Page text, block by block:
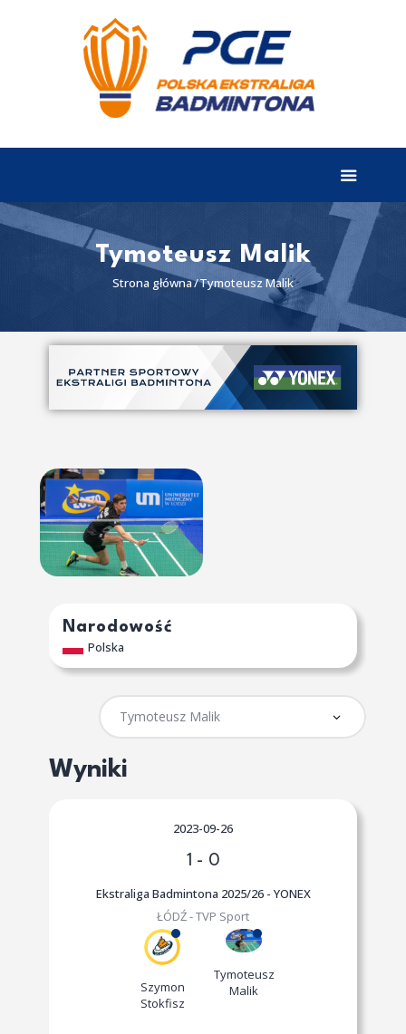
Tymoteusz Malik
Strona główna Tymoteusz Malik
EKSTRALIGA
Aktualności
Tabela
Wyniki
Terminarz
I liga
II liga
Narodowość
Polska
Wyniki
Szymon
Stokfisz
Tymoteusz
Malik
2023-09-26
1 - 0
Ekstraliga Badmintona 2025/26 - YONEX
ŁÓDŹ - TVP Sport